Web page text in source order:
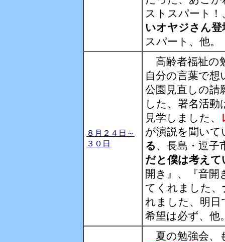
ストスパート
いオヤジさん登
スパート、他。
８月２４日～
３０日
高齢者福祉の
自分の言葉で想
公園見直しの請
した、署名活
見学しました、
が演説を聞いて
る 、長島・逗子
だと僕は考えて
開き』、『音開
てくれました、
れました、明日
希望は必ず、他
夏の勉強会、